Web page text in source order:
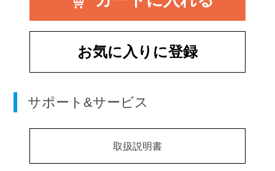
お気に入りに登録
サポート&サービス
取扱説明書